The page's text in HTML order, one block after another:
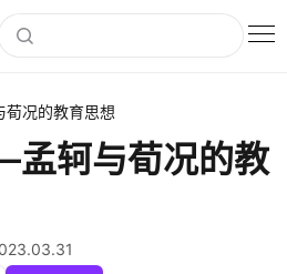
况的教育思想
孟轲与荀况的教